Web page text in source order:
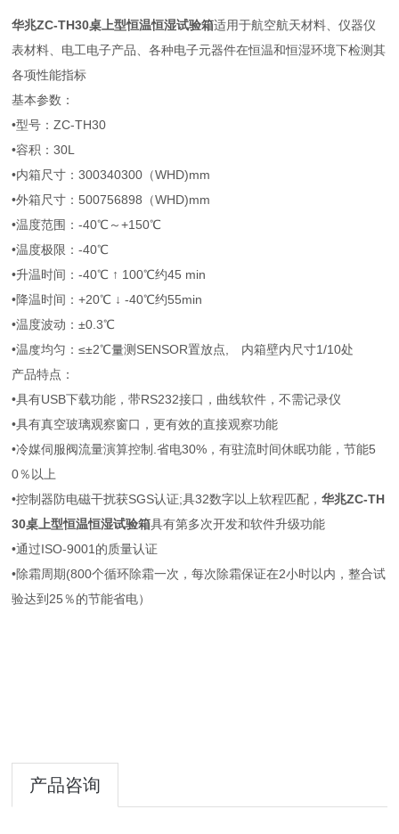
华兆ZC-TH30桌上型恒温恒湿试验箱适用于航空航天材料、仪器仪
表材料、电工电子产品、各种电子元器件在恒温和恒湿环境下检测其
各项性能指标
基本参数：
•型号：ZC-TH30
•容积：30L
•内箱尺寸：300340300（WHD)mm
•外箱尺寸：500756898（WHD)mm
•温度范围：-40℃～+150℃
•温度极限：-40℃
•升温时间：-40℃ ↑ 100℃约45 min
•降温时间：+20℃ ↓ -40℃约55min
•温度波动：±0.3℃
•温度均匀：≤±2℃量测SENSOR置放点,離内箱壁内尺寸1/10处
产品特点：
•具有USB下载功能，带RS232接口，曲线软件，不需记录仪
•具有真空玻璃观察窗口，更有效的直接观察功能
•冷媒伺服阀流量演算控制.省电30%，有驻流时间休眠功能，节能5
0％以上
•控制器防电磁干扰获SGS认证;具32数字以上软程匹配，华兆ZC-TH
30桌上型恒温恒湿试验箱具有第多次开发和软件升级功能
•通过ISO-9001的质量认证
•除霜周期(800个循环除霜一次，每次除霜保证在2小时以内，整合试
验达到25％的节能省电）
产品咨询